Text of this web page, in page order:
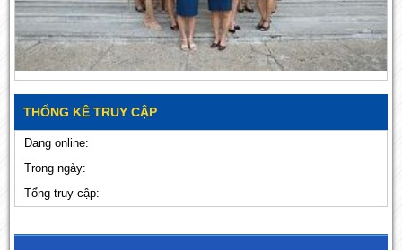
THỐNG KÊ TRUY CẬP
Đang online:
Trong ngày:
Tổng truy cập: